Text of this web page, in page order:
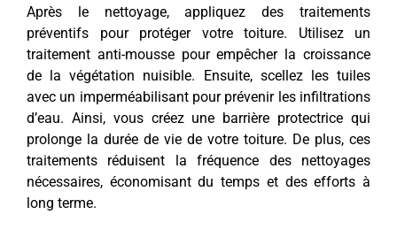
Après le nettoyage, appliquez des traitements
préventifs pour protéger votre toiture. Utilisez un
traitement anti-mousse pour empêcher la croissance
de la végétation nuisible. Ensuite, scellez les tuiles
avec un imperméabilisant pour prévenir les infiltrations
d’eau. Ainsi, vous créez une barrière protectrice qui
prolonge la durée de vie de votre toiture. De plus, ces
traitements réduisent la fréquence des nettoyages
nécessaires, économisant du temps et des efforts à
long terme.